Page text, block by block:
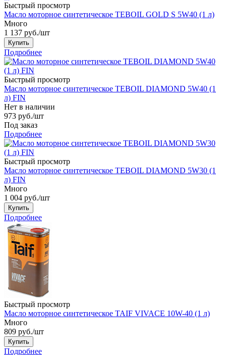
Быстрый просмотр
Масло моторное синтетическое TEBOIL GOLD S 5W40 (1 л)
Много
1 137 руб./шт
Купить
Подробнее
Быстрый просмотр
Масло моторное синтетическое TEBOIL DIAMOND 5W40 (1
л) FIN
Нет в наличии
973 руб./шт
Под заказ
Подробнее
Быстрый просмотр
Масло моторное синтетическое TEBOIL DIAMOND 5W30 (1
л) FIN
Много
1 004 руб./шт
Купить
Подробнее
Быстрый просмотр
Масло моторное синтетическое TAIF VIVACE 10W-40 (1 л)
Много
809 руб./шт
Купить
Подробнее